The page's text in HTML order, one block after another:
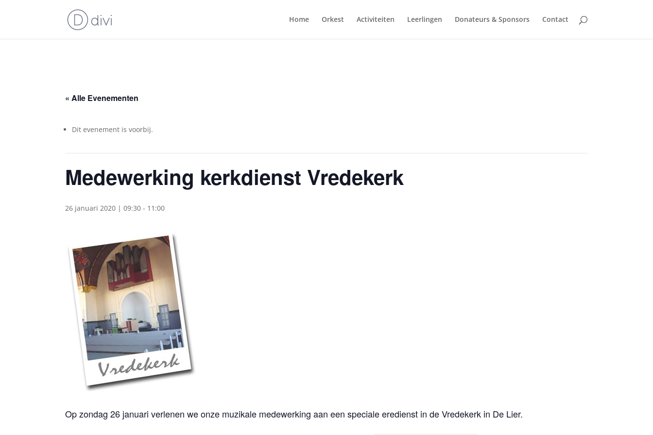
Home Orkest Activiteiten Leerlingen Donateurs & Sponsors Contact
« Alle Evenementen
Dit evenement is voorbij.
Medewerking kerkdienst Vredekerk
26 januari 2020 | 09:30 - 11:00
Op zondag 26 januari verlenen we onze muzikale medewerking aan een speciale eredienst in de Vredekerk in De Lier.